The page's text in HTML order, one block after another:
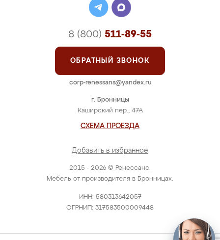
2015 - 2026 © Ренессанс.
Мебель от производителя в Бронницах.
ИНН: 580313642057
ОГРНИП: 317583500009448
г. Бронницы
Каширский пер., 47А
СХЕМА ПРОЕЗДА
Добавить в избранное
8 (800) 511-89-55
ОБРАТНЫЙ ЗВОНОК
corp-renessans@yandex.ru